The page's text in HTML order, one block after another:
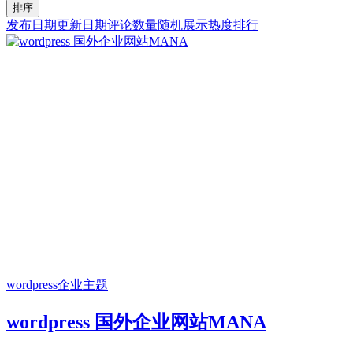
排序
发布日期更新日期评论数量随机展示热度排行
wordpress企业主题
wordpress 国外企业网站MANA